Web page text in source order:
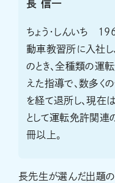
長 信一
ちょう・しんいち
動車教習所に入社し
のとき、全種類の運
えた指導で、数多く
を経て退所し、現在
として運転免許関連
冊以上。
長先生が選んだ出題